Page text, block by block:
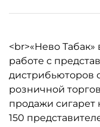
<br>«Нево Табак»
работе с
дистрибьюторов
розничной
продажи
150